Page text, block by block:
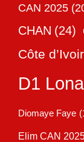
CAN 2025
CHAN (24)
Côte
D1
Diomaye Faye
Elim CAN